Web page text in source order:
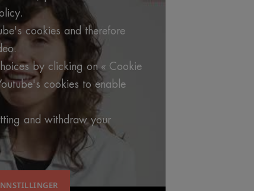
cookies and therefore
by clicking on « Cookie
cookies to enable
and withdraw your